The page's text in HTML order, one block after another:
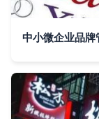
中小微企业品